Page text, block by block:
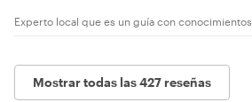
Experto local que es un guía con conocimientos
Mostrar todas las 427 reseñas